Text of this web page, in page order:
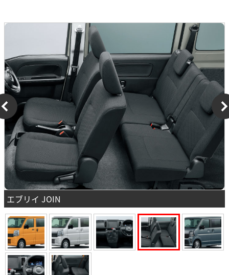
エブリイ JOIN